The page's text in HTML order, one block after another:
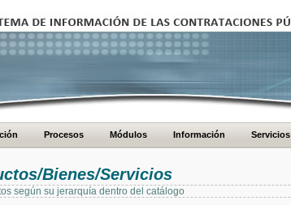
Procesos Módulos Información Servicios
Bienes/Servicios
según su jerarquía dentro del catálogo